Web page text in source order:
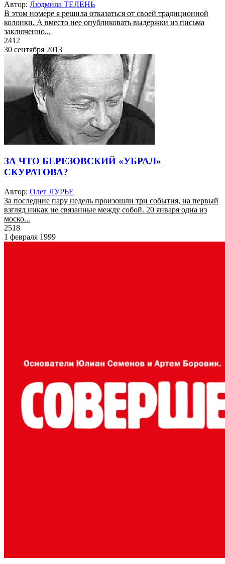
Автор: Людмила ТЕЛЕНЬ
В этом номере я решила отказаться от своей традиционной
колонки. А вместо нее опубликовать выдержки из письма
заключенно...
2412
30 сентября 2013
ЗА ЧТО БЕРЕЗОВСКИЙ «УБРАЛ»
СКУРАТОВА?
Автор: Олег ЛУРЬЕ
За последние пару недель произошли три события, на первый
взгляд никак не связанные между собой. 20 января одна из
моско...
2518
1 февраля 1999